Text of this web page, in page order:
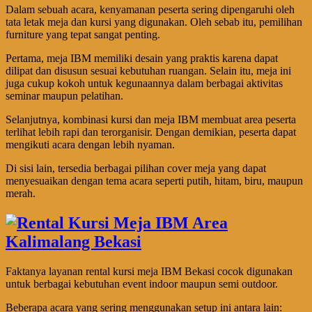
Dalam sebuah acara, kenyamanan peserta sering dipengaruhi oleh
tata letak meja dan kursi yang digunakan. Oleh sebab itu, pemilihan
furniture yang tepat sangat penting.
Pertama, meja IBM memiliki desain yang praktis karena dapat
dilipat dan disusun sesuai kebutuhan ruangan. Selain itu, meja ini
juga cukup kokoh untuk kegunaannya dalam berbagai aktivitas
seminar maupun pelatihan.
Selanjutnya, kombinasi kursi dan meja IBM membuat area peserta
terlihat lebih rapi dan terorganisir. Dengan demikian, peserta dapat
mengikuti acara dengan lebih nyaman.
Di sisi lain, tersedia berbagai pilihan cover meja yang dapat
menyesuaikan dengan tema acara seperti putih, hitam, biru, maupun
merah.
Faktanya layanan rental kursi meja IBM Bekasi cocok digunakan
untuk berbagai kebutuhan event indoor maupun semi outdoor.
Beberapa acara yang sering menggunakan setup ini antara lain: